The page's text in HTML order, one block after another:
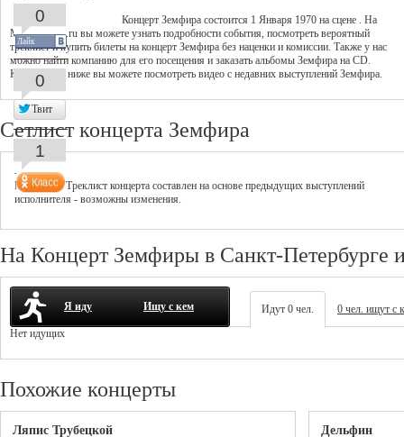
Концерт Земфира состоится 1 Января 1970 на сцене . На
MusicAfisha.ru вы можете узнать подробности события, посмотреть вероятный
треклист и купить билеты на концерт Земфира без наценки и комиссии. Также у нас
можно найти компанию для его посещения и заказать альбомы Земфира на CD.
Кроме того, ниже вы можете посмотреть видео с недавних выступлений Земфира.
Сетлист концерта Земфира
--
Внимание! Треклист концерта составлен на основе предыдущих выступлений
исполнителя - возможны изменения.
На Концерт Земфиры в Санкт-Петербурге
Я иду Ищу с кем Идут 0 чел.
0 чел. ищут с
Нет идущих
Похожие концерты
Ляпис Трубецкой Дельфин
0
Лайк
0
Твит
1